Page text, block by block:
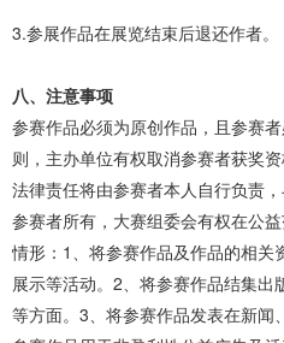
3.参展作品在展览结束后退还作者。
八、注意事项
参赛作品必须为原创作品，且参赛
则，主办单位有权取消参赛者获奖
法律责任将由参赛者本人自行负责
参赛者所有，大赛组委会有权在公
情形：1、将参赛作品及作品的相关
展示等活动。2、将参赛作品结集
等方面。3、将参赛作品发表在新